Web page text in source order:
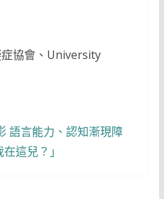
協會、University
語言能力、認知漸現障
這兒？」